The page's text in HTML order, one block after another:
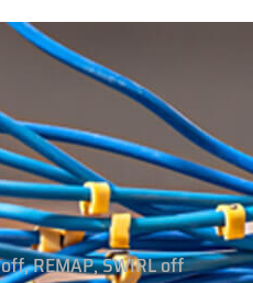
REMAP, SWIRL off